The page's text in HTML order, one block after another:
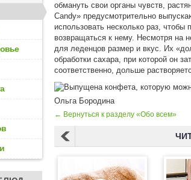
обмануть свои органы чувств,
Candy» предусмотрительно
использовать несколько раз, чтобы
возвращаться к нему. Несмотря на
для леденцов размер и вкус. Их
обработки сахара, при которой он
соответственно, дольше
Ольга Бородина
← Вернуться к разделу «Обо всем»